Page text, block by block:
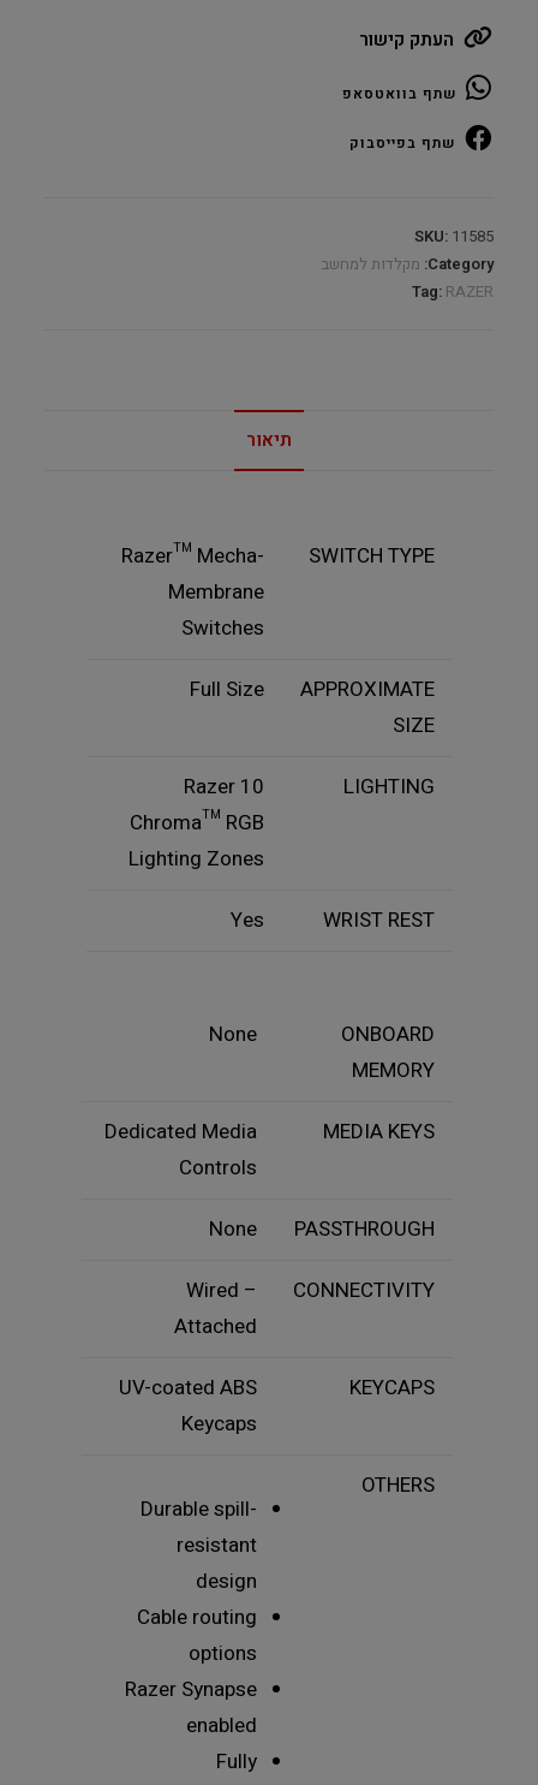
העתק קישור
שתף בוואטסאפ
שתף בפייסבוק
SKU: 11585
Category: מקלדות למחשב
Tag: RAZER
תיאור
SWITCH TYPE
Razer™ Mecha-
Membrane
Switches
APPROXIMATE
SIZE
Full Size
LIGHTING
10 Razer
Chroma™ RGB
Lighting Zones
WRIST REST
Yes
ONBOARD
MEMORY
None
MEDIA KEYS
Dedicated Media
Controls
PASSTHROUGH
None
CONNECTIVITY
Wired –
Attached
KEYCAPS
UV-coated ABS
Keycaps
OTHERS
Durable spill-
resistant
design
Cable routing
options
Razer Synapse
enabled
Fully